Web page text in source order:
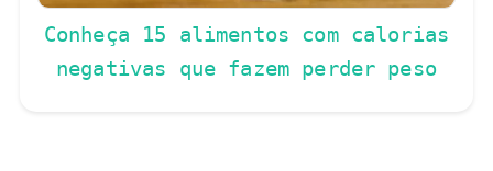
Conheça 15 alimentos com calorias
negativas que fazem perder peso